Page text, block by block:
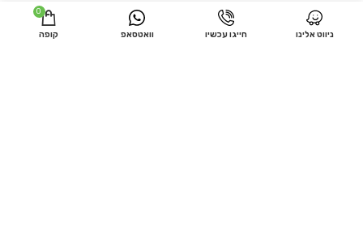
ניווט אלינו חייגו עכשיו וואטסאפ
0
קופה